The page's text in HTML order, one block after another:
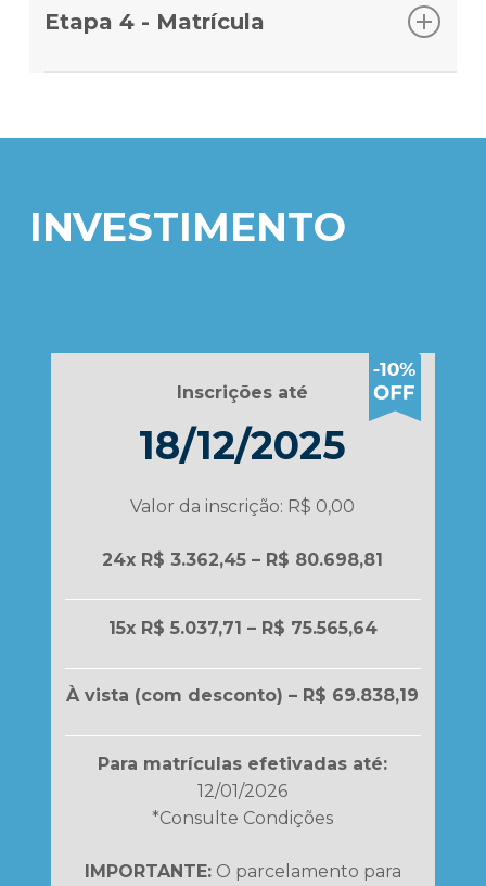
coordenador do curso, você receberá um e-
mail com o resultado do processo seletivo. Por
Etapa 4 - Matrícula
no contrato e pagamento da primeira parcela
se que o envio é obrigatório e deve ser
realizado em até 30 dias após o início das aulas.
INVESTIMENTO
Inscrições até
18/12/2025
Valor da inscrição: R$ 0,00
24x R$ 3.362,45 – R$ 80.698,81
15x R$ 5.037,71 – R$ 75.565,64
À vista (com desconto) – R$ 69.838,19
Para matrículas efetivadas até:
12/01/2026
*Consulte Condições
IMPORTANTE:O parcelamento para